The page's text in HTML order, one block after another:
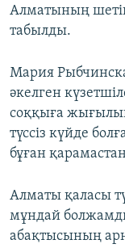
Алматының
табылды.
Мария
әкелген
соққыға
түссіз күйде
бұған
Алматы қаласы
мұндай
абақтысының